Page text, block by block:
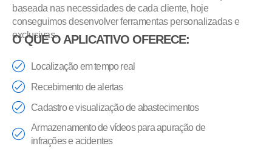
baseada nas necessidades de cada cliente, hoje
conseguimos desenvolver ferramentas personalizadas e
exclusivas.
O QUE O APLICATIVO OFERECE:
Localização em tempo real
Recebimento de alertas
Cadastro e visualização de abastecimentos
Armazenamento de vídeos para apuração de
infrações e acidentes